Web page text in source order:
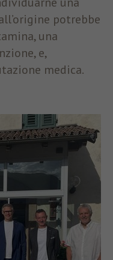
potrebbe
una
e,
medica.